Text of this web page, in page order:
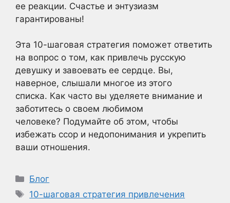
ее реакции. Счастье и энтузиазм
гарантированы!
Эта 10-шаговая стратегия поможет ответить
на вопрос о том, как привлечь русскую
девушку и завоевать ее сердце. Вы,
наверное, слышали многое из этого
списка. Как часто вы уделяете внимание и
заботитесь о своем любимом
человеке? Подумайте об этом, чтобы
избежать ссор и недопонимания и укрепить
ваши отношения.
Рубрики
Блог
Метки
10-шаговая стратегия привлечения